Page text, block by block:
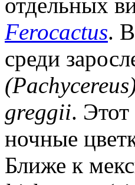
Ferocactus.
среди
greggii. Этот
ночные
Ближе к